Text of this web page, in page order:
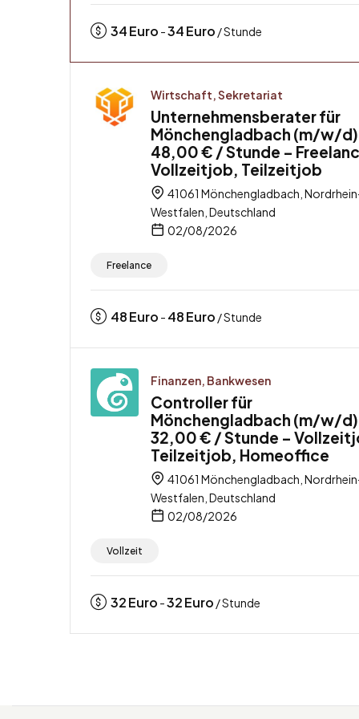
34Euro -34Euro / Stunde
Wirtschaft, Sekretariat
Unternehmensberater für
Mönchengladbach (m/w/d)
48,00 € / Stunde –
Vollzeitjob, Teilzeitjob
41061 Mönchengladbach,
Westfalen, Deutschland
02/08/2026
Freelance
48Euro - 48Euro / Stunde
Finanzen, Bankwesen
Controller für
Mönchengladbach (m/w/d)
32,00 € / Stunde –
Teilzeitjob, Homeoffice
41061 Mönchengladbach,
Westfalen, Deutschland
02/08/2026
Vollzeit
32Euro -32Euro / Stunde